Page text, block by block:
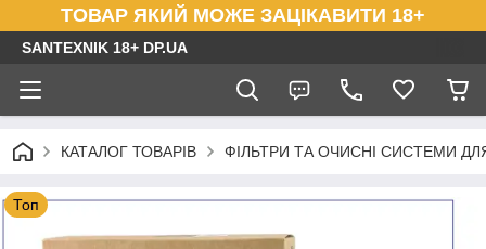
ТОВАР ЯКИЙ МОЖЕ ЗАЦІКАВИТИ 18+
SANTEXNIK 18+ DP.UA
КАТАЛОГ ТОВАРІВ ФІЛЬТРИ ТА ОЧИСНІ СИСТЕМИ
Топ